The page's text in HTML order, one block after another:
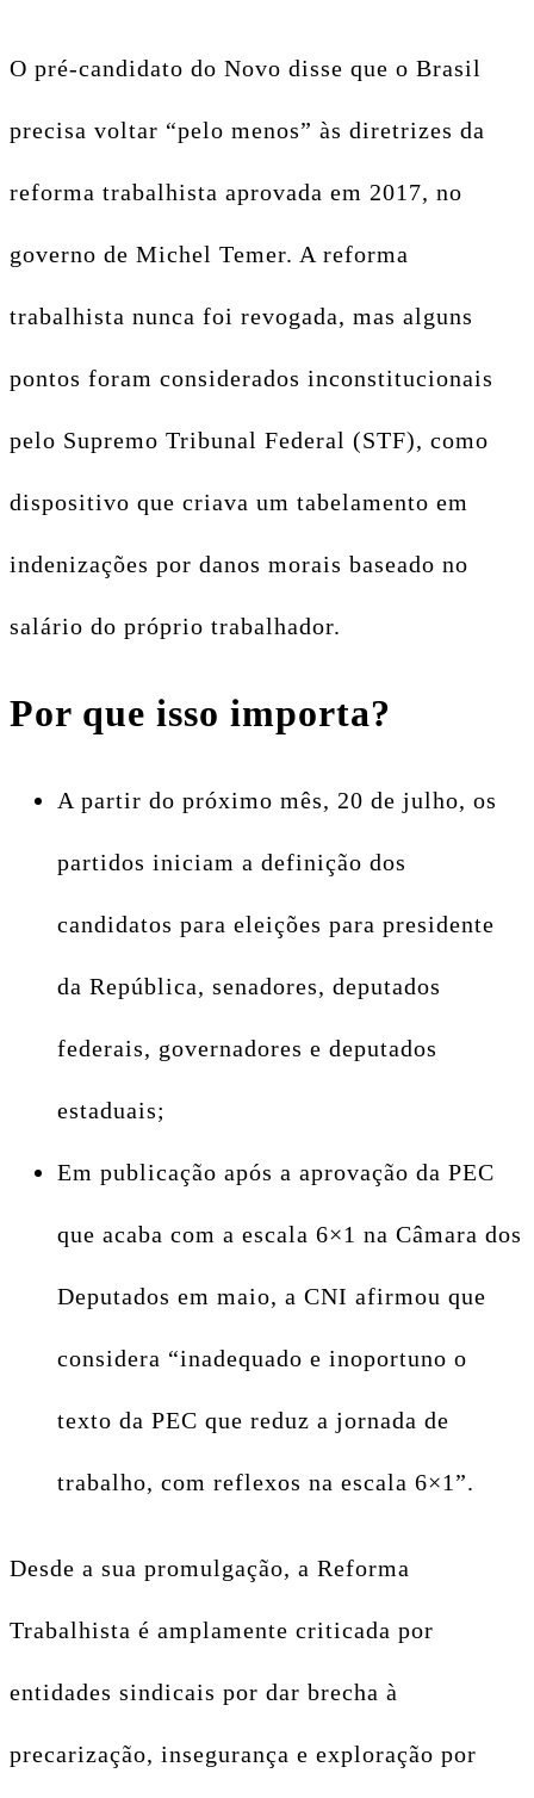
O pré-candidato do Novo disse que o Brasil
precisa voltar “pelo menos” às diretrizes da
reforma trabalhista aprovada em 2017, no
governo de Michel Temer. A reforma
trabalhista nunca foi revogada, mas alguns
pontos foram considerados inconstitucionais
pelo Supremo Tribunal Federal (STF), como
dispositivo que criava um tabelamento em
indenizações por danos morais baseado no
salário do próprio trabalhador.
Por que isso importa?
A partir do próximo mês, 20 de julho, os
partidos iniciam a definição dos
candidatos para eleições para presidente
da República, senadores, deputados
federais, governadores e deputados
estaduais;
Em publicação após a aprovação da PEC
que acaba com a escala 6×1 na Câmara dos
Deputados em maio, a CNI afirmou que
considera “inadequado e inoportuno o
texto da PEC que reduz a jornada de
trabalho, com reflexos na escala 6×1”.
Desde a sua promulgação, a Reforma
Trabalhista é amplamente criticada por
entidades sindicais por dar brecha à
precarização, insegurança e exploração por